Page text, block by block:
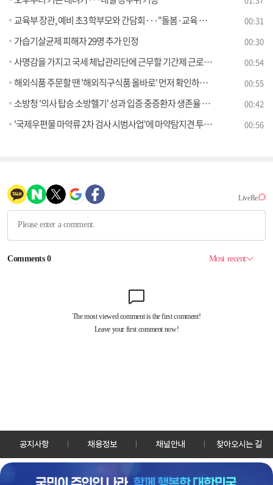
교육부 장관, 예비 초3 학부모와 간담회···"돌봄·교육 지원 논의" 00:31
가습기살균제 피해자 29명 추가 인정 00:30
사명감을 가지고 국세 체납관리단에 근무할 기간제 근로자를 모집합니다 00:54
해외식품 주문할 땐 '해외직구식품 올바로' 먼저 확인하세요 00:55
소방청 '의사 탑승 소방헬기' 성과 입증 중증환자 생존율 79% 달성 00:42
'국제우편물 마약류 2차 검사 시범사업'에 마약탐지견 투입 및 현장 운영상황 점검 00:56
공지사항 채용정보 채널안내 찾아오시는 길
30128 세종특별자치시 정부2청사로 13 한국정책방송원 KTV